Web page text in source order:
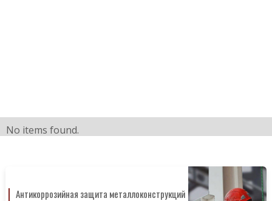
No items found.
Антикоррозийная защита металлоконструкций